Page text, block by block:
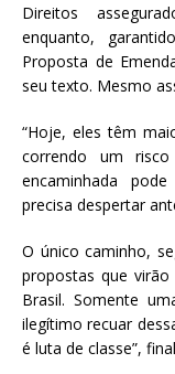
Direitos
enquanto,
Proposta de
seu texto. Mesmo
“Hoje, eles têm
correndo um
encaminhada
precisa despertar
O único caminho,
propostas que
Brasil. Somente
ilegítimo recuar
é luta de classe”,